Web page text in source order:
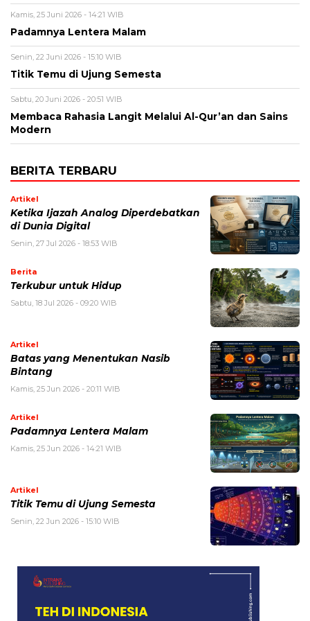
Kamis, 25 Juni 2026 - 14:21 WIB
Padamnya Lentera Malam
Senin, 22 Juni 2026 - 15:10 WIB
Titik Temu di Ujung Semesta
Sabtu, 20 Juni 2026 - 20:51 WIB
Membaca Rahasia Langit Melalui Al-Qur’an dan Sains
Modern
BERITA TERBARU
Artikel
Ketika Ijazah Analog Diperdebatkan
di Dunia Digital
Senin, 27 Jul 2026 - 18:53 WIB
Berita
Terkubur untuk Hidup
Sabtu, 18 Jul 2026 - 09:20 WIB
Artikel
Batas yang Menentukan Nasib
Bintang
Kamis, 25 Jun 2026 - 20:11 WIB
Artikel
Padamnya Lentera Malam
Kamis, 25 Jun 2026 - 14:21 WIB
Artikel
Titik Temu di Ujung Semesta
Senin, 22 Jun 2026 - 15:10 WIB